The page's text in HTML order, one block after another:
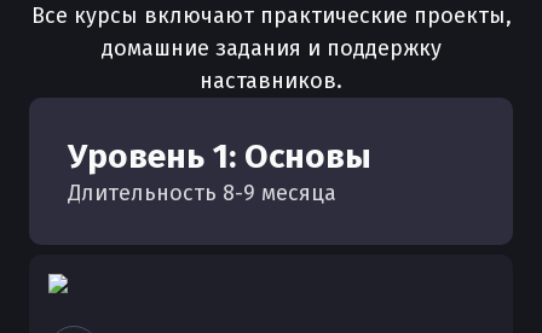
Все курсы включают практические проекты,
домашние задания и поддержку
наставников.
Уровень 1: Основы
Длительность 8-9 месяца